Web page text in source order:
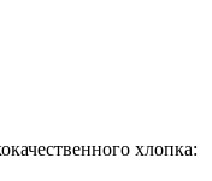
хлопка: